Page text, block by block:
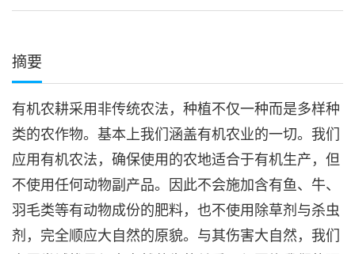
摘要
有机农耕采用非传统农法，种植不仅一种而是多样种
类的农作物。基本上我们涵盖有机农业的一切。我们
应用有机农法，确保使用的农地适合于有机生产，但
不使用任何动物副产品。因此不会施加含有鱼、牛、
羽毛类等有动物成份的肥料，也不使用除草剂与杀虫
剂，完全顺应大自然的原貌。与其伤害大自然，我们